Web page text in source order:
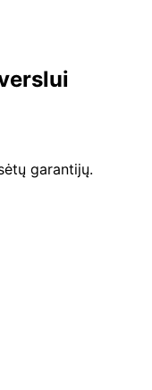
garantijų.